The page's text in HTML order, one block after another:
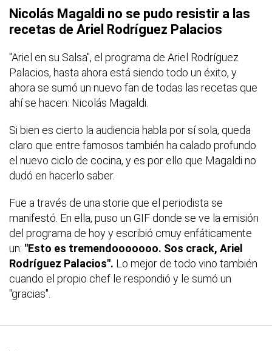
Nicolás Magaldi no se pudo resistir a las
recetas de Ariel Rodríguez Palacios
"Ariel en su Salsa", el programa de Ariel Rodríguez
Palacios, hasta ahora está siendo todo un éxito, y
ahora se sumó un nuevo fan de todas las recetas que
ahí se hacen: Nicolás Magaldi.
Si bien es cierto la audiencia habla por sí sola, queda
claro que entre famosos también ha calado profundo
el nuevo ciclo de cocina, y es por ello que Magaldi no
dudó en hacerlo saber.
Fue a través de una storie que el periodista se
manifestó. En ella, puso un GIF donde se ve la emisión
del programa de hoy y escribió cmuy enfáticamente
un: "Esto es tremendooooooo. Sos crack, Ariel
Rodríguez Palacios". Lo mejor de todo vino también
cuando el propio chef le respondió y le sumó un
"gracias".